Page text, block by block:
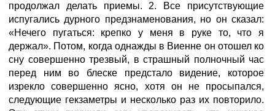
продолжал делать приемы. 2. Все присутствующие
испугались дурного предзнаменования, но он сказал:
«Нечего пугаться: крепко у меня в руке то, что я
держал». Потом, когда однажды в Виенне он отошел ко
сну совершенно трезвый, в страшный полночный час
перед ним во блеске предстало видение, которое
изрекло совершенно ясно, хотя он не просыпался,
следующие гекзаметры и несколько раз их повторило.